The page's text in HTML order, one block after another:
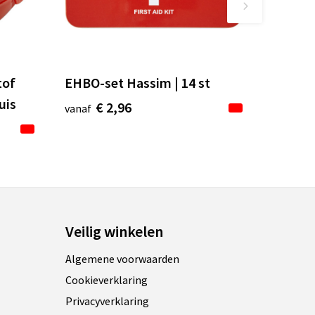
EHBO-set Hassim | 14 st
vanaf € 2,96
Veilig winkelen
Algemene voorwaarden
Cookieverklaring
Privacyverklaring